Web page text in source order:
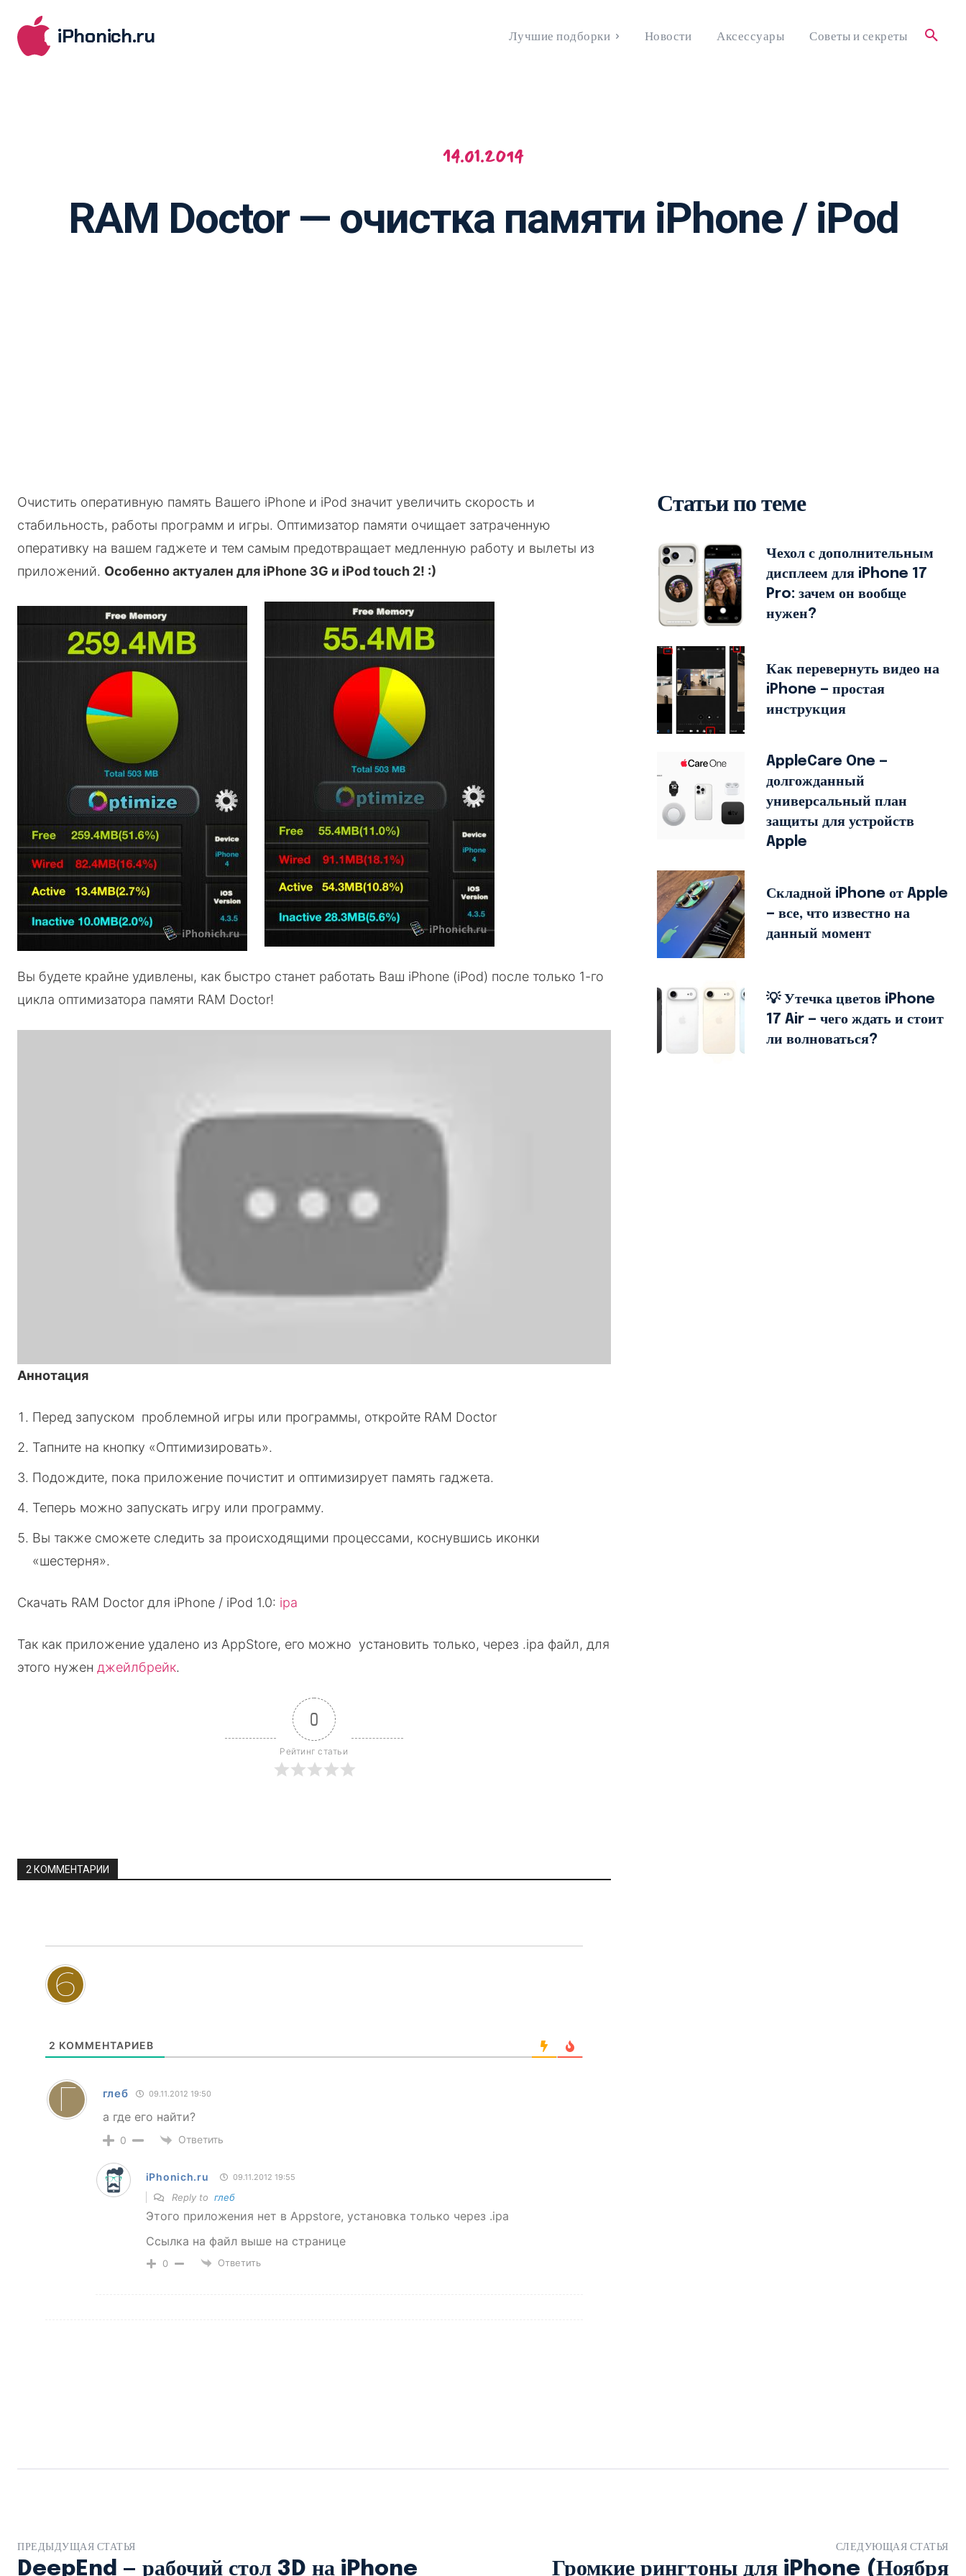
iPhonich.ru Лучшие подборки Новости Аксессуары Советы и секреты
14.01.2014
RAM Doctor — очистка памяти iPhone / iPod
Очистить оперативную память Вашего iPhone и iPod значит увеличить скорость и
стабильность, работы программ и игры. Оптимизатор памяти очищает затраченную
оперативку на вашем гаджете и тем самым предотвращает медленную работу и вылеты из
приложений. Особенно актуален для iPhone 3G и iPod touch 2! :)
Вы будете крайне удивлены, как быстро станет работать Ваш iPhone (iPod) после только 1-го
цикла оптимизатора памяти RAM Doctor!
Аннотация
Перед запуском проблемной игры или программы, откройте RAM Doctor
Тапните на кнопку «Оптимизировать».
Подождите, пока приложение почистит и оптимизирует память гаджета.
Теперь можно запускать игру или программу.
Вы также сможете следить за происходящими процессами, коснувшись иконки
«шестерня».
Скачать RAM Doctor для iPhone / iPod 1.0: ipa
Так как приложение удалено из AppStore, его можно установить только, через .ipa файл, для
этого нужен джейлбрейк.
0
Рейтинг статьи
2 КОММЕНТАРИИ
2 КОММЕНТАРИЕВ
глеб 09.11.2012 19:50
а где его найти?
0 Ответить
iPhonich.ru 09.11.2012 19:55
Reply to глеб
Этого приложения нет в Appstore, установка только через .ipa
Ссылка на файл выше на странице
0 Ответить
Статьи по теме
Чехол с дополнительным
дисплеем для iPhone 17
Pro: зачем он вообще
нужен?
Как перевернуть видео на
iPhone — простая
инструкция
AppleCare One —
долгожданный
универсальный план
защиты для устройств
Apple
Складной iPhone от Apple
— все, что известно на
данный момент
💡 Утечка цветов iPhone
17 Air — чего ждать и стоит
ли волноваться?
ПРЕДЫДУЩАЯ СТАТЬЯ
DeepEnd — рабочий стол 3D на iPhone
СЛЕДУЮЩАЯ СТАТЬЯ
Громкие рингтоны для iPhone (Ноября